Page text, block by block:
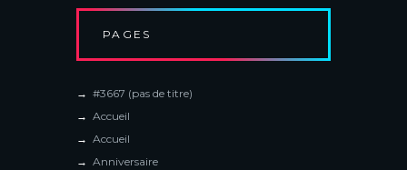
PAGES
#3667 (pas de titre)
Accueil
Accueil
Anniversaire